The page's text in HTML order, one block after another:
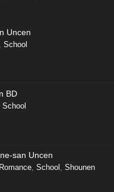
Uncen
School
BD
School
san Uncen
Romance School Shounen